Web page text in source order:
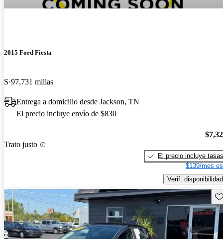
2015 Ford Fiesta
S 97,731 millas
Entrega a domicilio desde Jackson, TN
El precio incluye envío de $830
Trato justo
El precio incluye tasas
$139/mes
Verif. disponibilidad